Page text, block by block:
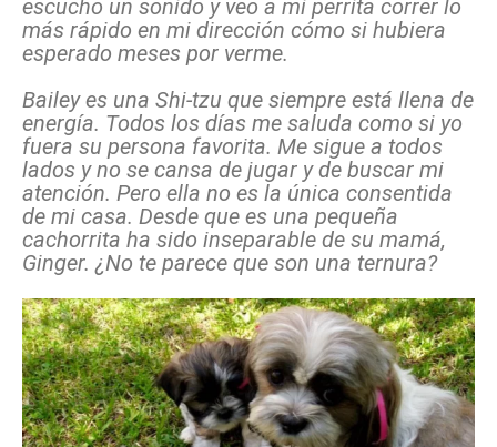
escucho un sonido y veo a mi perrita correr lo
más rápido en mi dirección cómo si hubiera
esperado meses por verme.
Bailey es una Shi-tzu que siempre está llena de
energía. Todos los días me saluda como si yo
fuera su persona favorita. Me sigue a todos
lados y no se cansa de jugar y de buscar mi
atención. Pero ella no es la única consentida
de mi casa. Desde que es una pequeña
cachorrita ha sido inseparable de su mamá,
Ginger. ¿No te parece que son una ternura?